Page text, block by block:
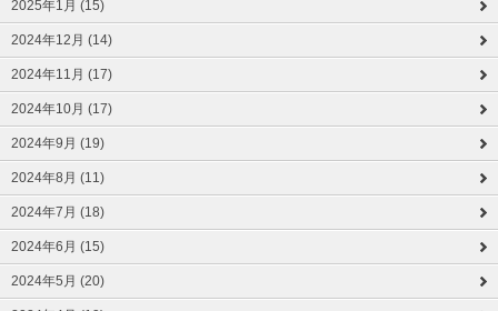
2025年1月 (15)
2024年12月 (14)
2024年11月 (17)
2024年10月 (17)
2024年9月 (19)
2024年8月 (11)
2024年7月 (18)
2024年6月 (15)
2024年5月 (20)